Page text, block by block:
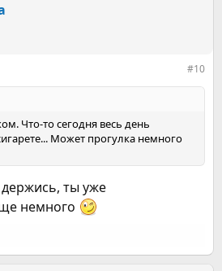
#10
Что-то сегодня весь день
Может прогулка немного
ты уже
немного